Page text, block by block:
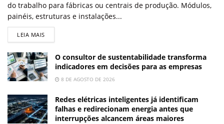
do trabalho para fábricas ou centrais de produção. Módulos,
painéis, estruturas e instalações...
LEIA MAIS
O consultor de sustentabilidade transforma
indicadores em decisões para as empresas
8 DE AGOSTO DE 2026
Redes elétricas inteligentes já identificam
falhas e redirecionam energia antes que
interrupções alcancem áreas maiores